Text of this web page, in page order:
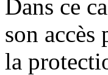
Dans ce
son
la